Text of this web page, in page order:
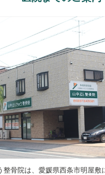
整骨院は、愛媛県西条市明屋敷